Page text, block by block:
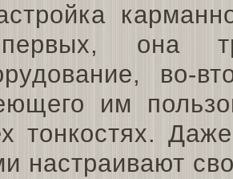
первых, она
во-
им
тонкостях.
настраивают